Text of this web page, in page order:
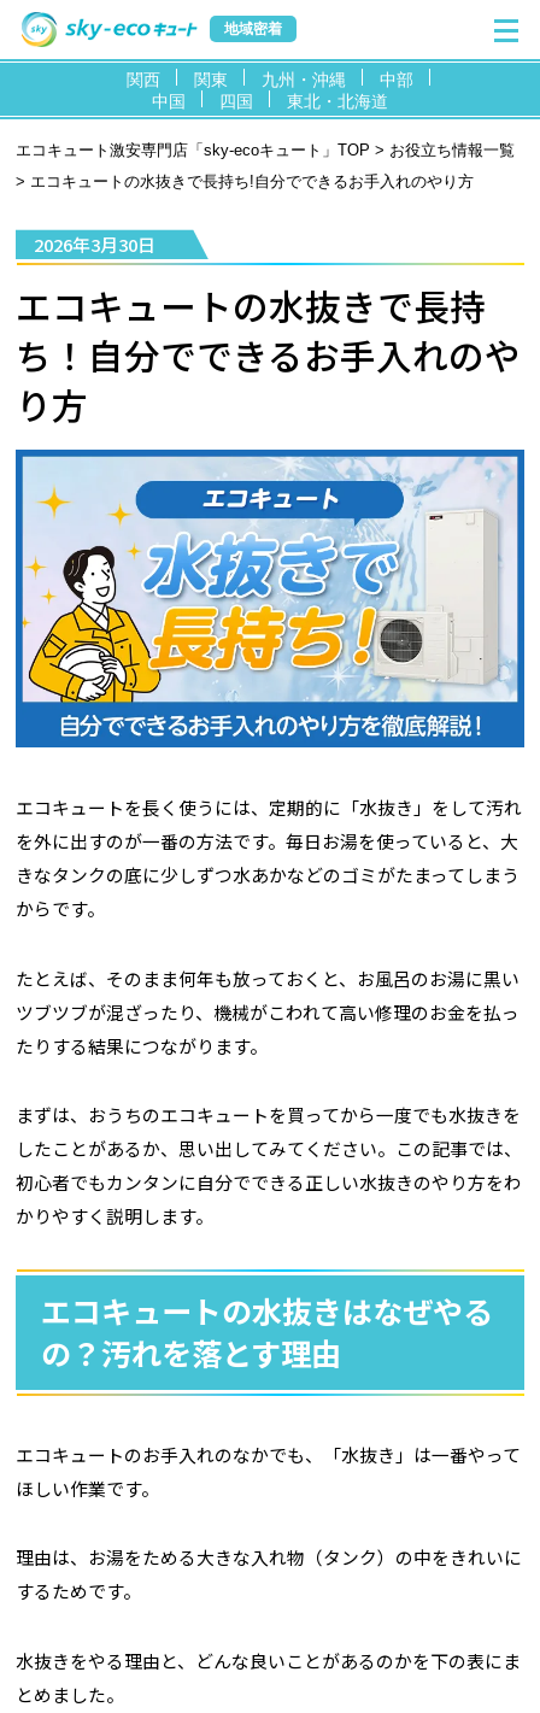
地域密着
関西 関東 九州・沖縄
中部
中国
四国 東北・北海道
エコキュート激安専門店「sky-ecoキュート」TOP > お役立ち情報一覧
> エコキュートの水抜きで長持ち!自分でできるお手入れのやり方
2026年3月30日
エコキュートの水抜きで長持
ち！自分でできるお手入れのや
り方
エコキュートを長く使うには、定期的に「水抜き」をして汚れ
を外に出すのが一番の方法です。毎日お湯を使っていると、大
きなタンクの底に少しずつ水あかなどのゴミがたまってしまう
からです。
たとえば、そのまま何年も放っておくと、お風呂のお湯に黒い
ツブツブが混ざったり、機械がこわれて高い修理のお金を払っ
たりする結果につながります。
まずは、おうちのエコキュートを買ってから一度でも水抜きを
したことがあるか、思い出してみてください。この記事では、
初心者でもカンタンに自分でできる正しい水抜きのやり方をわ
かりやすく説明します。
エコキュートの水抜きはなぜやる
の？汚れを落とす理由
エコキュートのお手入れのなかでも、「水抜き」は一番やって
ほしい作業です。
理由は、お湯をためる大きな入れ物（タンク）の中をきれいに
するためです。
水抜きをやる理由と、どんな良いことがあるのかを下の表にま
とめました。